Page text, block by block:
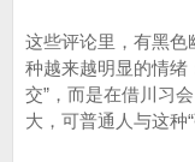
这些评论里，有黑色
种越来越明显的情绪
交”，而是在借川习
大，可普通人与这种